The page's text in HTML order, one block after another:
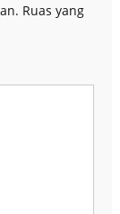
Ruas yang